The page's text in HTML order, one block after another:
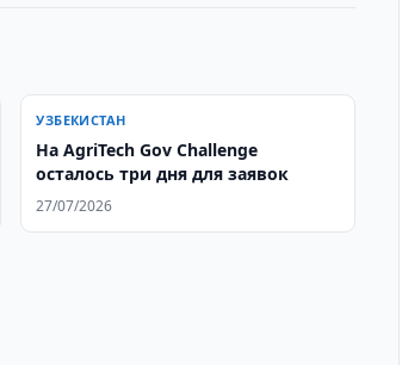
УЗБЕКИСТАН
На AgriTech Gov Challenge
осталось три дня для заявок
27/07/2026